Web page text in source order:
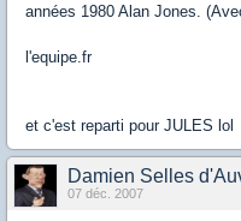
années 1980 Alan Jones.
l'equipe.fr
et c'est reparti pour JULES lol
Damien Selles
07 déc. 2007